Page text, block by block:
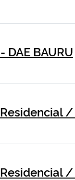
BAURU
/
/